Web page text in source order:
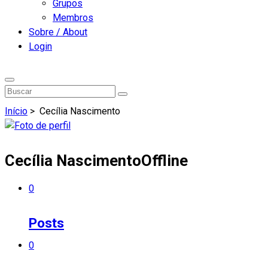
Grupos
Membros
Sobre / About
Login
Início > Cecília Nascimento
Cecília NascimentoOffline
0
Posts
0